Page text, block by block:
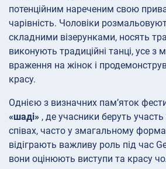
потенційним нареченим свою
чарівність. Чоловіки
складними візерунками, носять
виконують традиційні танці, усе з
враження на жінок і
красу.
Однією з визначних пам’яток
«шаді» , де учасники беруть участь
співах, часто у змагальному
відіграють важливу роль під час
вони оцінюють виступи та красу